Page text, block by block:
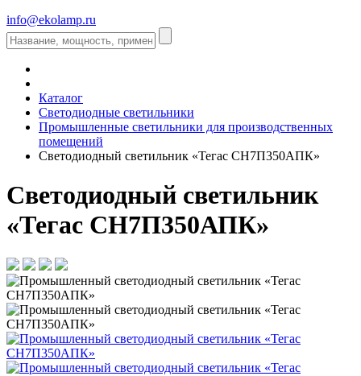
info@ekolamp.ru
Каталог
Светодиодные светильники
Промышленные светильники для производственных
помещений
Светодиодный светильник «Тегас СН7П350АПК»
Светодиодный светильник
«Тегас СН7П350АПК»